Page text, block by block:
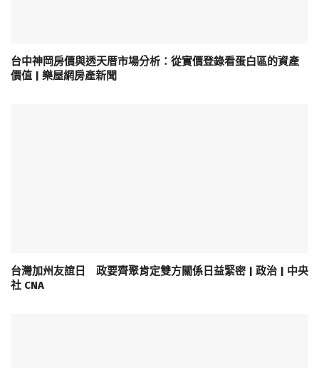
台中神岡房價與透天厝市場分析：從實價登錄看蛋白區的資產
價值 | 樂屋網房產新聞
台灣加州友誼日 政要齊聚肯定雙方關係日益緊密 | 政治 | 中央
社 CNA